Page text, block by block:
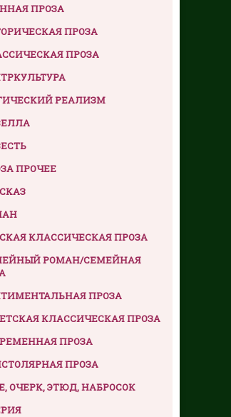
ПРОЗА
ПРОЗА
ПРОЗА
РЕАЛИЗМ
ПРОЧЕЕ
КЛАССИЧЕСКАЯ ПРОЗА
РОМАН/СЕМЕЙНАЯ
ПРОЗА
КЛАССИЧЕСКАЯ ПРОЗА
ПРОЗА
ПРОЗА
ОЧЕРК, ЭТЮД, НАБРОСОК